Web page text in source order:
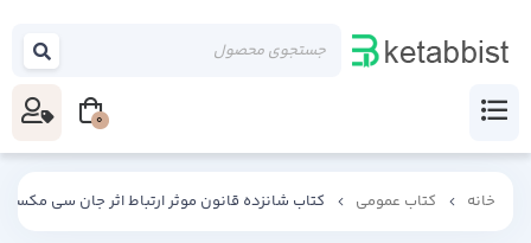
خانه کتاب عمومی کتاب شانزده قانون موثر ارتباط اثر جان سی
0